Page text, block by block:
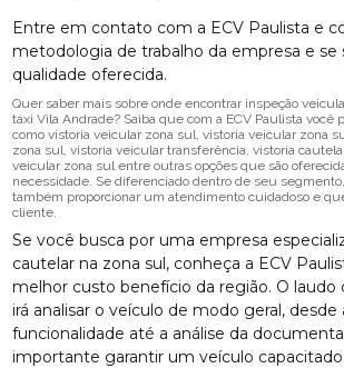
Entre em contato com a ECV Paulista e
metodologia de trabalho da empresa e se
qualidade oferecida.
Quer saber mais sobre onde encontrar inspeção
táxi Vila Andrade? Saiba que com a ECV Paulista você
como vistoria veicular zona sul, vistoria veicular zona
zona sul, vistoria veicular transferência, vistoria
veicular zona sul entre outras opções que são
necessidade. Se diferenciado dentro de seu
também proporcionar um atendimento cuidadoso e
cliente.
Se você busca por uma empresa
cautelar na zona sul, conheça a ECV
melhor custo benefício da região. O laudo
irá analisar o veículo de modo geral, desde
funcionalidade até a análise da
importante garantir um veículo